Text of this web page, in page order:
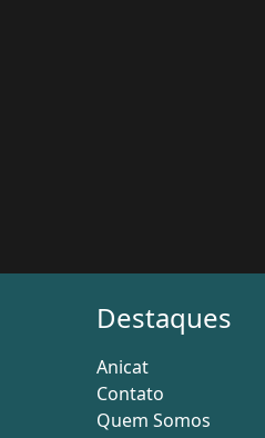
Destaques
Anicat
Contato
Quem Somos